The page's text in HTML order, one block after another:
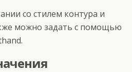
со стилем контура и
можно задать с помощью